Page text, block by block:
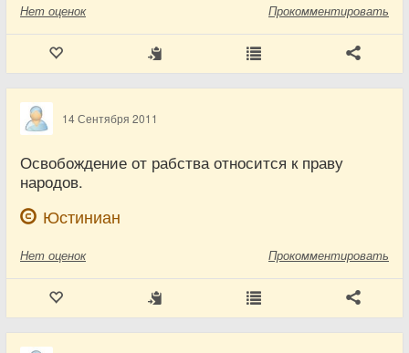
Нет оценок Прокомментировать
14 Сентября 2011
Освобождение от рабства относится к праву
народов.
Юстиниан
Нет оценок Прокомментировать